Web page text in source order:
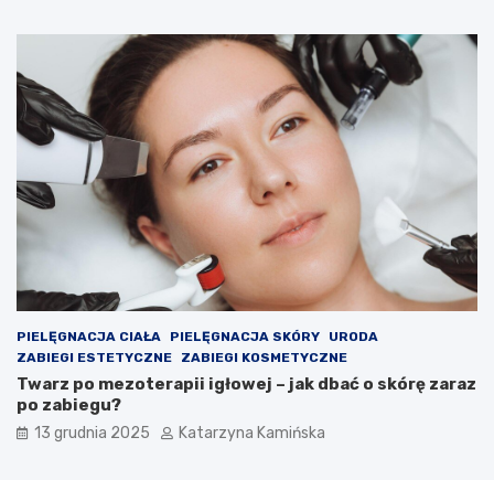
w
a
j
ą
j
k
o
ś
w
e
t
r
z
a
k
m
c
h
o
e
s
t
l
m
?
P
r
o
PIELĘGNACJA CIAŁA PIELĘGNACJA SKÓRY
URODA
ZABIEGI ESTETYCZNE
ZABIEGI KOSMETYCZNE
Twarz po mezoterapii igłowej – jak dbać o skórę zaraz
po zabiegu?
13 grudnia 2025 Katarzyna Kamińska